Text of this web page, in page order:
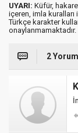
UYARI: Küfür,
içeren, imla kuralları
Türkçe karakter
onaylanmamaktadır.
2 Yorum